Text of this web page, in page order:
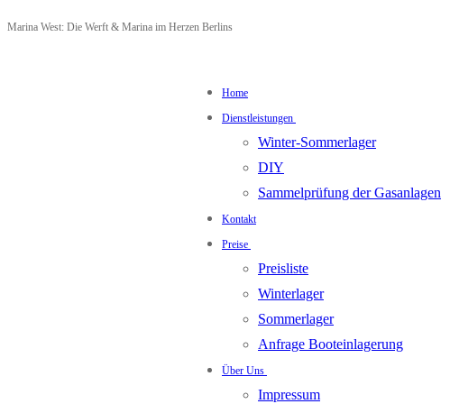
Zum
Menü
Schließen
Marina West: Die Werft & Marina im Herzen Berlins
Home
Dienstleistungen
Winter-Sommerlager
DIY
Sammelprüfung der Gasanlagen
Kontakt
Preise
Preisliste
Winterlager
Sommerlager
Anfrage Booteinlagerung
Über Uns
Impressum